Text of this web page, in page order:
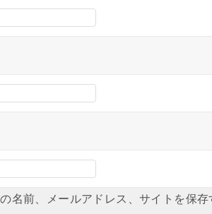
名前、メールアドレス、サイトを保存